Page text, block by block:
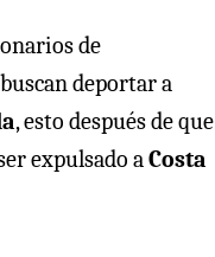
de
buscan deportar a
, esto después de que
expulsado aCosta